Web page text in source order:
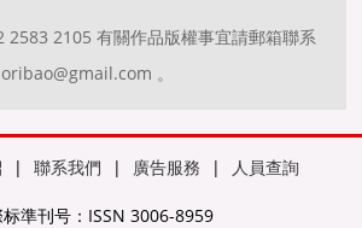
2105 有關作品版權事宜請郵箱聯系
。
| 聯系我們 | 廣告服務 | 人員查詢
标準刊号：ISSN 3006-8959